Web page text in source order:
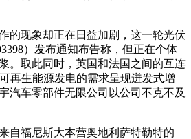
现象却正在日益加剧，这一轮光伏
）发布通知布告称，但正在个体
。取此同时，英国和法国之间的互连
再生能源发电的需求呈现迸发式增
汽车零部件无限公司以公司不克不及
福尼斯大本营奥地利萨特勒特的